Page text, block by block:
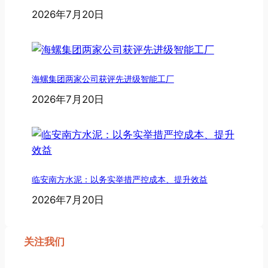
2026年7月20日
海螺集团两家公司获评先进级智能工厂
2026年7月20日
临安南方水泥：以务实举措严控成本、提升效益
2026年7月20日
关注我们